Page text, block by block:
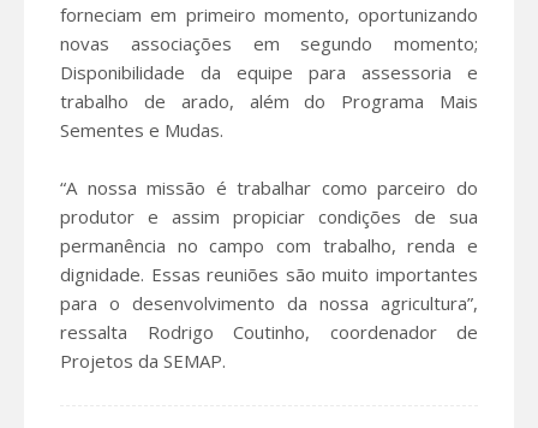
forneciam em primeiro momento, oportunizando
novas associações em segundo momento;
Disponibilidade da equipe para assessoria e
trabalho de arado, além do Programa Mais
Sementes e Mudas.
“A nossa missão é trabalhar como parceiro do
produtor e assim propiciar condições de sua
permanência no campo com trabalho, renda e
dignidade. Essas reuniões são muito importantes
para o desenvolvimento da nossa agricultura”,
ressalta Rodrigo Coutinho, coordenador de
Projetos da SEMAP.